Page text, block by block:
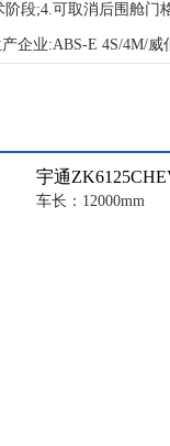
段;4.可取消后围舱
产企业:ABS-E 4S/
宇通
车长：12000mm